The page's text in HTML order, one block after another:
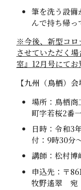
筆を洗う設備
んで持ち帰っ
※今後、新型コロ
させていただく
室』12月号にてお
【九州（鳥栖）会
場所：鳥栖
町字若桜2番
日時：令和3
付： 9時30分
講師：松村
申込先：〒
牧野遙翠 宛